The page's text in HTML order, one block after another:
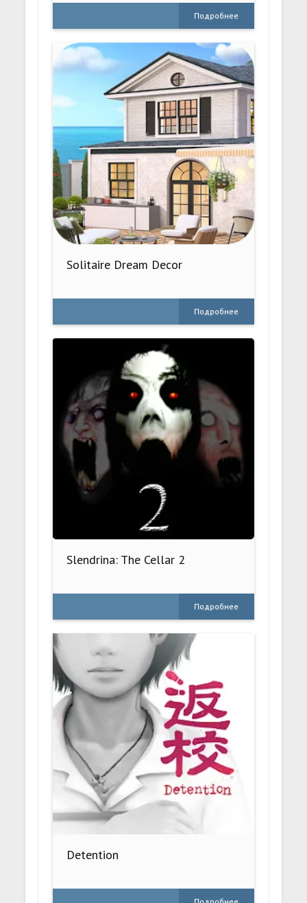
Подробнее
Solitaire Dream Decor
Подробнее
Slendrina: The Cellar 2
Подробнее
Detention